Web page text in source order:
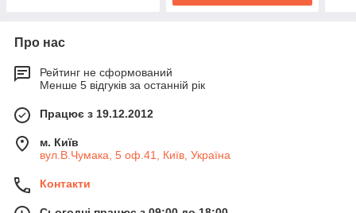
Про нас
Рейтинг не сформований
Менше 5 відгуків за останній рік
Працює з 19.12.2012
м. Київ
вул.В.Чумака, 5 оф.41, Київ, Україна
Контакти